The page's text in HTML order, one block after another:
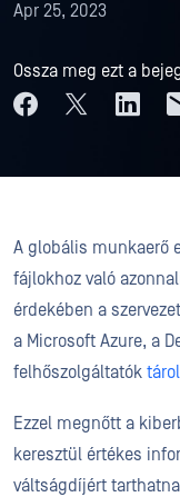
Apr 25, 2023
Ossza meg ezt a
A globális munkaerő
fájlokhoz való
érdekében a
a Microsoft Azure, a
felhőszolgáltatók
Ezzel megnőtt a
keresztül értékes
váltságdíjért